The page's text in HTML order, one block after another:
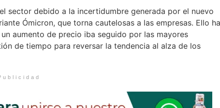
sector debido a la incertidumbre generada por el nuevo
Ómicron, que torna cautelosas a las empresas. Ello ha
aumento de precio iba seguido por las mayores
de tiempo para reversar la tendencia al alza de los